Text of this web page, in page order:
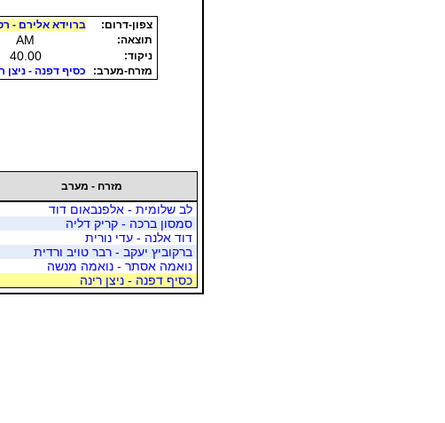
צפון-דרום:
ברוידא אלירם -
תוצאה:
AM
ניקוד: 40.00
מזרח-מערב: כסיף דפנה - ניצן
מזרח - מערב
לב שלומית - אלפנבאום דוד
סמסון ברכה - קריק דליה
דוד אלנה - עדי נורית
ברקוביץ יעקב - רבר טויב ורדית
נואמה אסתר - נואמה מנשה
כסיף דפנה - ניצן רינה